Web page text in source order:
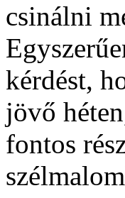
csinálni
kérdést,
jövő
fontos